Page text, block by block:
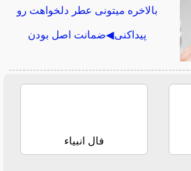
بالاخره میتونی عطر دلخواهت رو
پیداکنی◀ضمانت اصل بودن
فال انبیاء